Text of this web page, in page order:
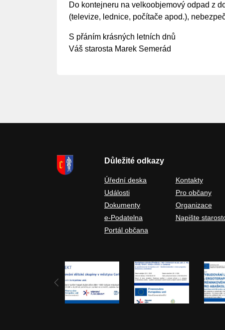
Do kontejneru na velkoobjemový odpad z
(televize, lednice, počítače apod.),
S přáním krásných letních dnů
Váš starosta Marek Semerád
Důležité odkazy
Úřední deska
Události
Dokumenty
e-Podatelna
Portál občana
Kontakty
Pro občany
Organizace
Napište